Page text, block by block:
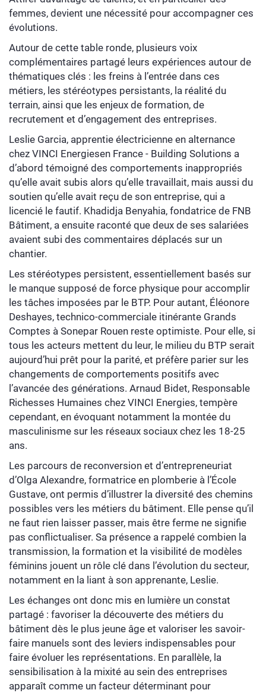
femmes, devient une nécessité pour accompagner ces
évolutions.
Autour de cette table ronde, plusieurs voix
complémentaires partagé leurs expériences autour de
thématiques clés : les freins à l’entrée dans ces
métiers, les stéréotypes persistants, la réalité du
terrain, ainsi que les enjeux de formation, de
recrutement et d’engagement des entreprises.
Leslie Garcia, apprentie électricienne en alternance
chez VINCI Energiesen France - Building Solutions a
d’abord témoigné des comportements inappropriés
qu’elle avait subis alors qu’elle travaillait, mais aussi du
soutien qu’elle avait reçu de son entreprise, qui a
licencié le fautif. Khadidja Benyahia, fondatrice de FNB
Bâtiment, a ensuite raconté que deux de ses salariées
avaient subi des commentaires déplacés sur un
chantier.
Les stéréotypes persistent, essentiellement basés sur
le manque supposé de force physique pour accomplir
les tâches imposées par le BTP. Pour autant, Éléonore
Deshayes, technico-commerciale itinérante Grands
Comptes à Sonepar Rouen reste optimiste. Pour elle, si
tous les acteurs mettent du leur, le milieu du BTP serait
aujourd’hui prêt pour la parité, et préfère parier sur les
changements de comportements positifs avec
l’avancée des générations. Arnaud Bidet, Responsable
Richesses Humaines chez VINCI Energies, tempère
cependant, en évoquant notamment la montée du
masculinisme sur les réseaux sociaux chez les 18-25
ans.
Les parcours de reconversion et d’entrepreneuriat
d’Olga Alexandre, formatrice en plomberie à l’École
Gustave, ont permis d’illustrer la diversité des chemins
possibles vers les métiers du bâtiment. Elle pense qu’il
ne faut rien laisser passer, mais être ferme ne signifie
pas conflictualiser. Sa présence a rappelé combien la
transmission, la formation et la visibilité de modèles
féminins jouent un rôle clé dans l’évolution du secteur,
notamment en la liant à son apprenante, Leslie.
Les échanges ont donc mis en lumière un constat
partagé : favoriser la découverte des métiers du
bâtiment dès le plus jeune âge et valoriser les savoir-
faire manuels sont des leviers indispensables pour
faire évoluer les représentations. En parallèle, la
sensibilisation à la mixité au sein des entreprises
apparaît comme un facteur déterminant pour